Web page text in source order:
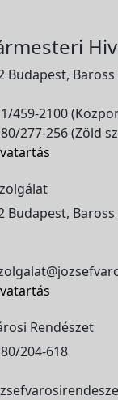
Budapest, Baross
459-2100
277-256 (Zöld
Budapest, Baross
Rendészet
204-618